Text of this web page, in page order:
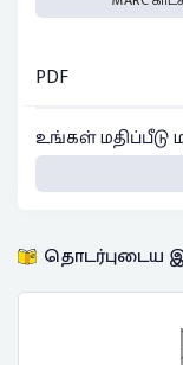
PDF
உங்கள் மதிப்பீடு
தொடர்புடைய